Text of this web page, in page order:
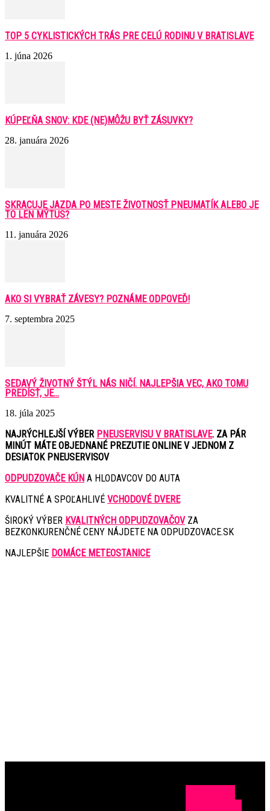
TOP 5 CYKLISTICKÝCH TRÁS PRE CELÚ RODINU V BRATISLAVE
1. júna 2026
KÚPEĽŇA SNOV: KDE (NE)MÔŽU BYŤ ZÁSUVKY?
28. januára 2026
SKRACUJE JAZDA PO MESTE ŽIVOTNOSŤ PNEUMATÍK ALEBO JE
TO LEN MÝTUS?
11. januára 2026
AKO SI VYBRAŤ ZÁVESY? POZNÁME ODPOVEĎ!
7. septembra 2025
SEDAVÝ ŽIVOTNÝ ŠTÝL NÁS NIČÍ. NAJLEPŠIA VEC, AKO TOMU
PREDÍSŤ, JE...
18. júla 2025
NAJRÝCHLEJŠÍ VÝBER PNEUSERVISU V BRATISLAVE. ZA PÁR
MINÚT MÁTE OBJEDNANÉ PREZUTIE ONLINE V JEDNOM Z
DESIATOK PNEUSERVISOV
ODPUDZOVAČE KÚN A HLODAVCOV DO AUTA
KVALITNÉ A SPOĽAHLIVÉ VCHODOVÉ DVERE
ŠIROKÝ VÝBER KVALITNÝCH ODPUDZOVAČOVZA
BEZKONKURENČNÉ CENY NÁJDETE NA ODPUDZOVACE.SK
NAJLEPŠIE DOMÁCE METEOSTANICE